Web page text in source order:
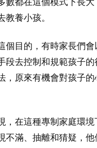
數都在這個模式下長大
教養小孩。
個目的，有時家長們
段去控制和規範孩子
，原來有機會對孩子
，在這種專制家庭環
不滿、抽離和猜疑，他